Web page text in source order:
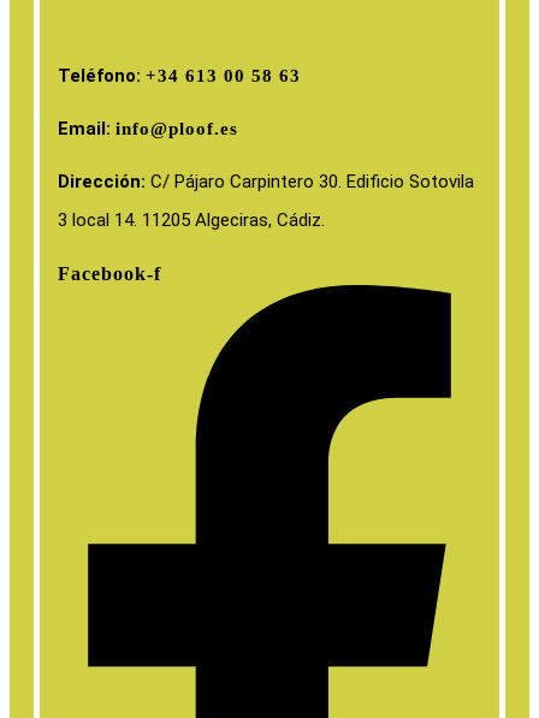
Teléfono: +34 613 00 58 63
Email: info@ploof.es
Dirección: C/ Pájaro Carpintero 30. Edificio Sotovila
3 local 14. 11205 Algeciras, Cádiz.
Facebook-f